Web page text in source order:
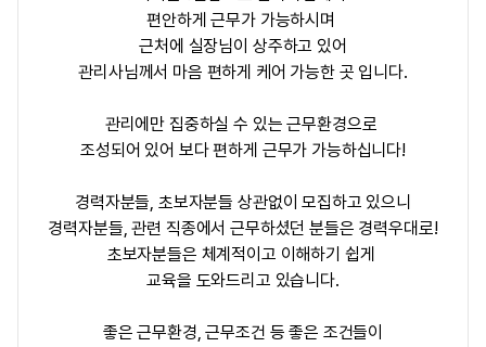
편안하게 근무가 가능하시며
근처에 실장님이 상주하고 있어
관리사님께서 마음 편하게 케어 가능한 곳 입니다.
관리에만 집중하실 수 있는 근무환경으로
조성되어 있어 보다 편하게 근무가 가능하십니다!
경력자분들, 초보자분들 상관없이 모집하고 있으니
경력자분들, 관련 직종에서 근무하셨던 분들은 경력우대로!
초보자분들은 체계적이고 이해하기 쉽게
교육을 도와드리고 있습니다.
좋은 근무환경, 근무조건 등 좋은 조건들이